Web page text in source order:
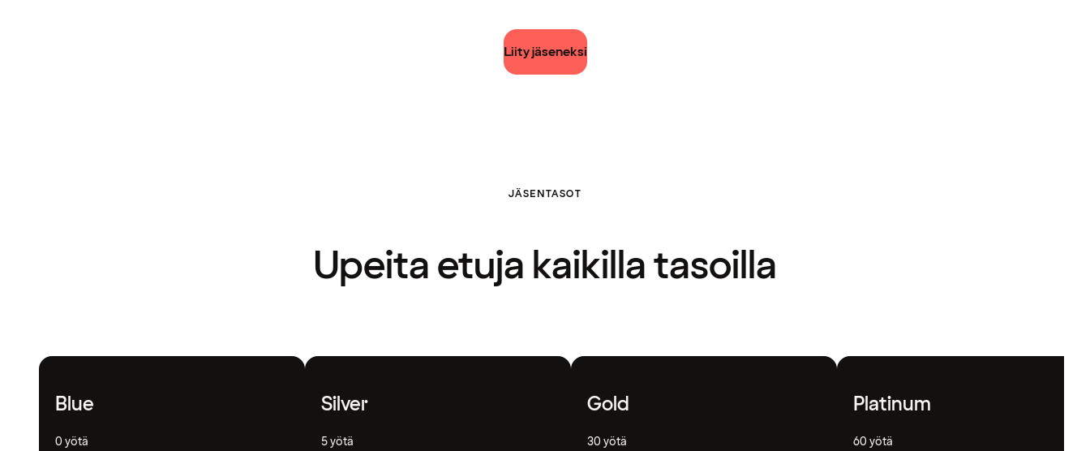
Liity jäseneksi
JÄSENTASOT
Upeita etuja kaikilla tasoilla
Blue
0 yötä
Silver
5 yötä
Gold
30 yötä
Platinum
60 yötä